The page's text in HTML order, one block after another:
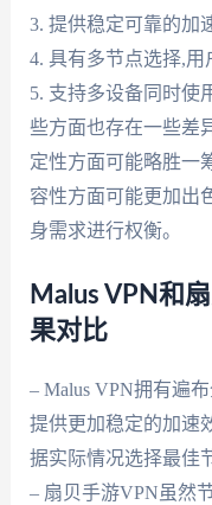
3. 提供稳定可靠的加
4. 具有多节点选择,用
5. 支持多设备同时使
些方面也存在一些差
定性方面可能略胜一
容性方面可能更加出
身需求进行权衡。
Malus VPN和
果对比
– Malus VPN拥有遍
提供更加稳定的加速
据实际情况选择最佳
– 扇贝手游VPN虽然